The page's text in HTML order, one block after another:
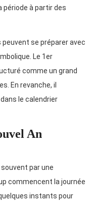
à partir des
se préparer avec
Le 1er
comme un grand
En revanche, il
le calendrier
An
par une
commencent la journée
instants pour